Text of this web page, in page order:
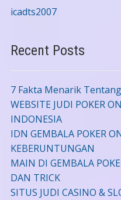
icadts2007
Recent Posts
7 Fakta Menarik
WEBSITE JUDI POKER
INDONESIA
IDN GEMBALA POKER
KEBERUNTUNGAN
MAIN DI GEMBALA
DAN TRICK
SITUS JUDI CASINO &